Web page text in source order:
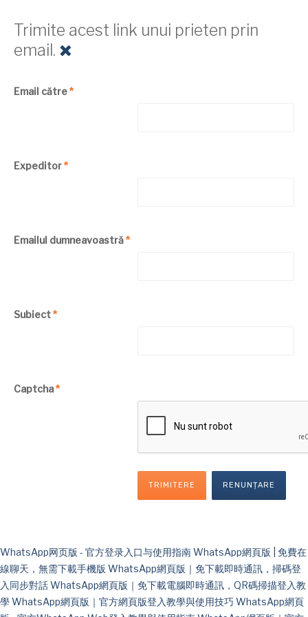
Trimite acest link unui prieten prin
email.
Email către*
Expeditor*
Emailul dumneavoastră*
Subiect*
Captcha*
TRIMITERE RENUNȚARE
WhatsApp网页版 - 官方登录入口与使用指南WhatsApp網頁版 | 免費在
線聊天，無需下載手機版 WhatsApp網頁版｜免下載即時通訊，掃碼登
入同步對話WhatsApp網頁版｜免下載電腦即時通訊，QR碼掃描登入教
學WhatsApp網頁版｜官方網頁版登入教學與使用技巧WhatsApp網頁